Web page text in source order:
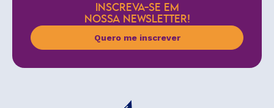
INSCREVA-SE EM
NOSSA NEWSLETTER!
Quero me inscrever